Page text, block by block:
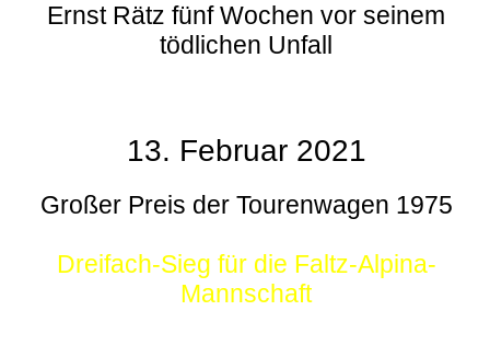
Ernst Rätz fünf Wochen vor seinem
tödlichen Unfall
13. Februar 2021
Großer Preis der Tourenwagen 1975
Dreifach-Sieg für die Faltz-Alpina-
Mannschaft